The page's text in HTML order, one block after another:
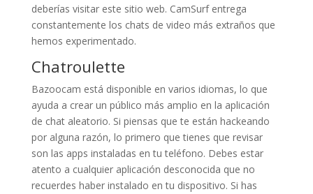
deberías visitar este sitio web. CamSurf entrega
constantemente los chats de video más extraños que
hemos experimentado.
Chatroulette
Bazoocam está disponible en varios idiomas, lo que
ayuda a crear un público más amplio en la aplicación
de chat aleatorio. Si piensas que te están hackeando
por alguna razón, lo primero que tienes que revisar
son las apps instaladas en tu teléfono. Debes estar
atento a cualquier aplicación desconocida que no
recuerdes haber instalado en tu dispositivo. Si has